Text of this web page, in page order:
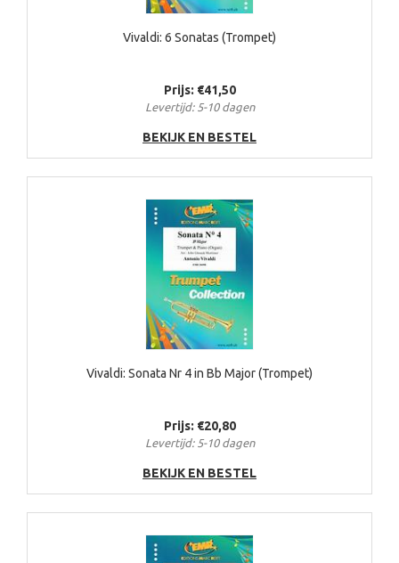
Vivaldi: 6 Sonatas (Trompet)
Prijs: €41,50
Levertijd: 5-10 dagen
BEKIJK EN BESTEL
Vivaldi: Sonata Nr 4 in Bb Major (Trompet)
Prijs: €20,80
Levertijd: 5-10 dagen
BEKIJK EN BESTEL